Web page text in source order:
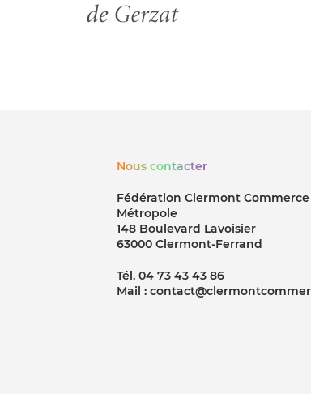
Nous contacter
Fédération Clermont
Métropole
148 Boulevard Lavoisier
63000 Clermont-Ferrand
Tél. 04 73 43 43 86
Mail :